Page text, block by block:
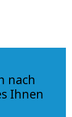
nach
Ihnen